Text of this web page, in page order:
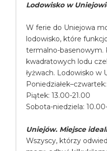
Lodowisko w
W ferie do Uniejowa
lodowisko, które
termalno-basenowym.
kwadratowych lodu
łyżwach. Lodowisko w
Piątek: 13.00-21.00
Sobota-niedziela:
Uniejów. Miejsce
Wszyscy, którzy